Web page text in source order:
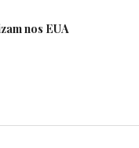
nos EUA